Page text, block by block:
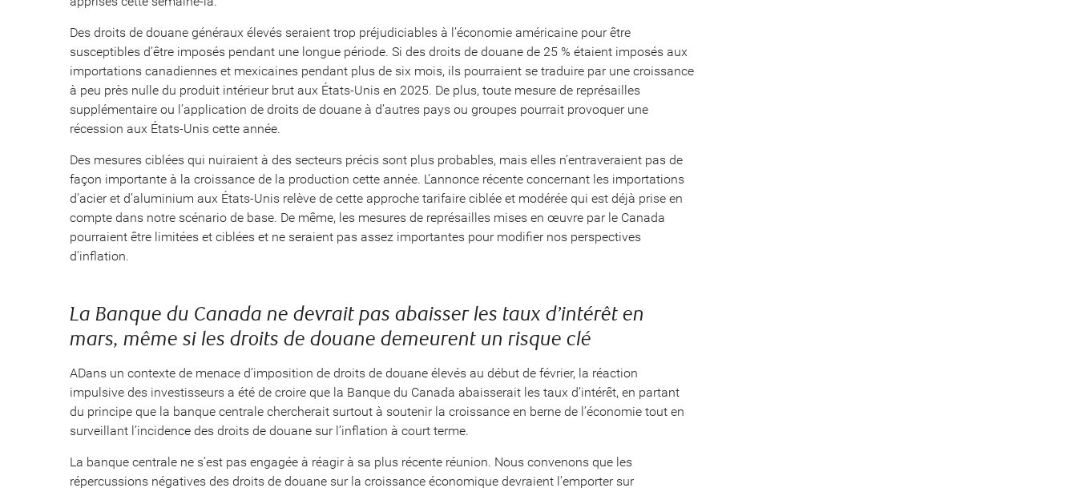
Des droits de douane généraux élevés seraient trop préjudiciables à l’économie américaine pour être
susceptibles d’être imposés pendant une longue période. Si des droits de douane de 25 % étaient imposés aux
importations canadiennes et mexicaines pendant plus de six mois, ils pourraient se traduire par une croissance
à peu près nulle du produit intérieur brut aux États-Unis en 2025. De plus, toute mesure de représailles
supplémentaire ou l’application de droits de douane à d’autres pays ou groupes pourrait provoquer une
récession aux États-Unis cette année.
Des mesures ciblées qui nuiraient à des secteurs précis sont plus probables, mais elles n’entraveraient pas de
façon importante à la croissance de la production cette année. L’annonce récente concernant les importations
d’acier et d’aluminium aux États-Unis relève de cette approche tarifaire ciblée et modérée qui est déjà prise en
compte dans notre scénario de base. De même, les mesures de représailles mises en œuvre par le Canada
pourraient être limitées et ciblées et ne seraient pas assez importantes pour modifier nos perspectives
d’inflation.
La Banque du Canada ne devrait pas abaisser les taux d’intérêt en
mars, même si les droits de douane demeurent un risque clé
ADans un contexte de menace d’imposition de droits de douane élevés au début de février, la réaction
impulsive des investisseurs a été de croire que la Banque du Canada abaisserait les taux d’intérêt, en partant
du principe que la banque centrale chercherait surtout à soutenir la croissance en berne de l’économie tout en
surveillant l’incidence des droits de douane sur l’inflation à court terme.
La banque centrale ne s’est pas engagée à réagir à sa plus récente réunion. Nous convenons que les
répercussions négatives des droits de douane sur la croissance économique devraient l’emporter sur